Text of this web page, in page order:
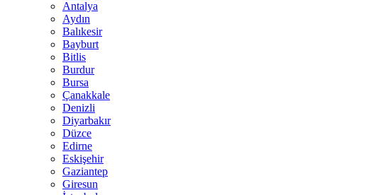
Antalya
Aydın
Balıkesir
Bayburt
Bitlis
Burdur
Bursa
Çanakkale
Denizli
Diyarbakır
Düzce
Edirne
Eskişehir
Gaziantep
Giresun